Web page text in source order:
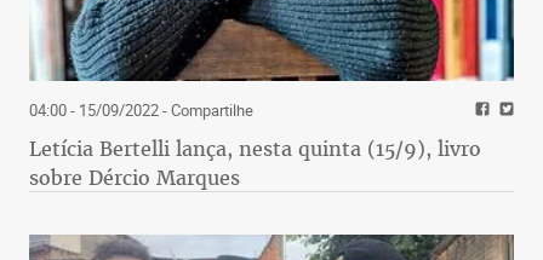
04:00 - 15/09/2022- Compartilhe
Letícia Bertelli lança, nesta quinta (15/9), livro
sobre Dércio Marques